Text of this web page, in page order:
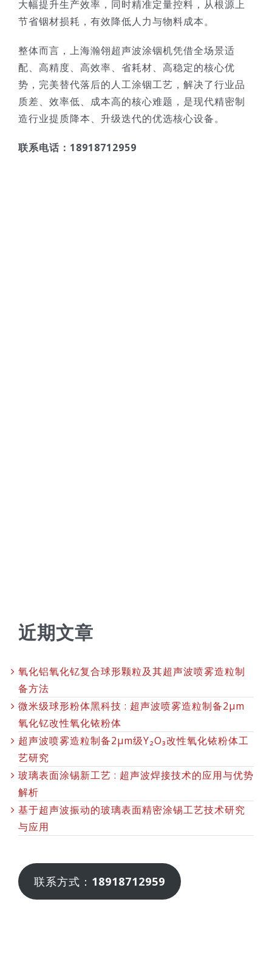
大幅提升生产效率，同时精准定量控料，从根源上
节省铟材损耗，有效降低人力与物料成本。
整体而言，上海瀚翎超声波涂铟机凭借全场景适
配、高精度、高效率、省耗材、高稳定的核心优
势，完美替代落后的人工涂铟工艺，解决了行业品
质差、效率低、成本高的核心难题，是现代精密制
造行业提质降本、升级迭代的优选核心设备。
联系电话：18918712959
近期文章
氧化铝氧化钇复合球形颗粒及其超声波喷雾造粒制
备方法
微米级球形粉体黑科技 : 超声波喷雾造粒制备2μm
氧化钇改性氧化铱粉体
超声波喷雾造粒制备2μm级Y₂O₃改性氧化铱粉体工
艺研究
玻璃表面涂锡新工艺 : 超声波焊接技术的应用与优势
解析
基于超声波振动的玻璃表面精密涂锡工艺技术研究
与应用
联系方式： 18918712959